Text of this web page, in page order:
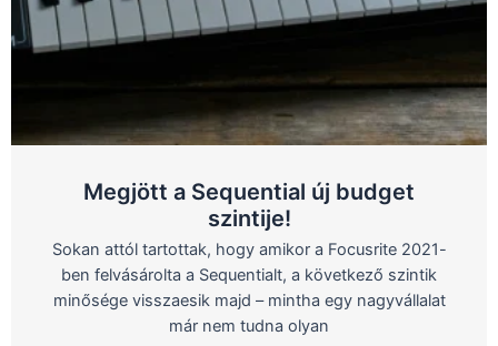
Megjött a Sequential új budget
szintije!
Sokan attól tartottak, hogy amikor a Focusrite 2021-
ben felvásárolta a Sequentialt, a következő szintik
minősége visszaesik majd – mintha egy nagyvállalat
már nem tudna olyan